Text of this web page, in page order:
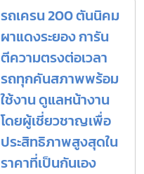
รถเครน 200 ตันนิคม
ผาแดงระยอง การัน
ตีความตรงต่อเวลา
รถทุกคันสภาพพร้อม
ใช้งาน ดูแลหน้างาน
โดยผู้เชี่ยวชาญเพื่อ
ประสิทธิภาพสูงสุดใน
ราคาที่เป็นกันเอง